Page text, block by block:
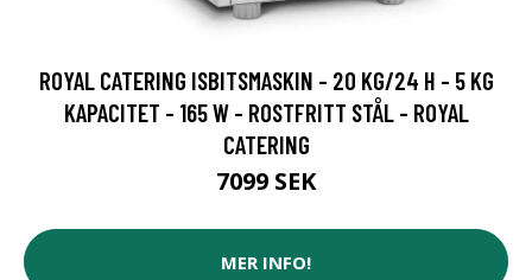
ROYAL CATERING ISBITSMASKIN - 20 KG/24 H - 5 KG
KAPACITET - 165 W - ROSTFRITT STÅL - ROYAL
CATERING
7099 SEK
MER INFO!